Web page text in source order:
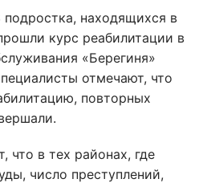
подростка, находящихся в
курс реабилитации в
«Берегиня»
отмечают, что
повторных
что в тех районах, где
число преступлений,